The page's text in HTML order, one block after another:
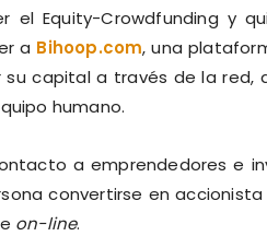
Equity-Crowdfunding y
a Bihoop.com, una
capital a través de la red,
humano.
a emprendedores e
convertirse en
on-line.